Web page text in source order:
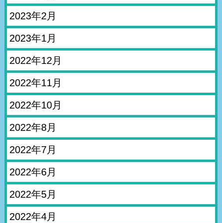
2023年2月
2023年1月
2022年12月
2022年11月
2022年10月
2022年8月
2022年7月
2022年6月
2022年5月
2022年4月